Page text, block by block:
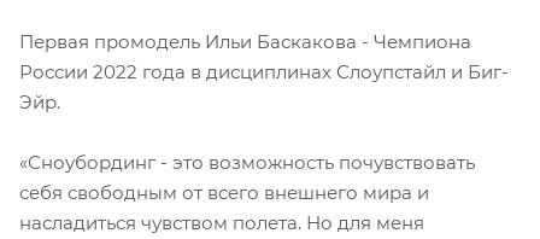
Первая промодель Ильи Баскакова - Чемпиона
России 2022 года в дисциплинах Слоупстайл и Биг-
Эйр.
«Сноубординг - это возможность почувствовать
себя свободным от всего внешнего мира и
насладиться чувством полета. Но для меня